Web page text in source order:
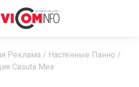
Реклама / Настенные Панно /
Casuta Mea